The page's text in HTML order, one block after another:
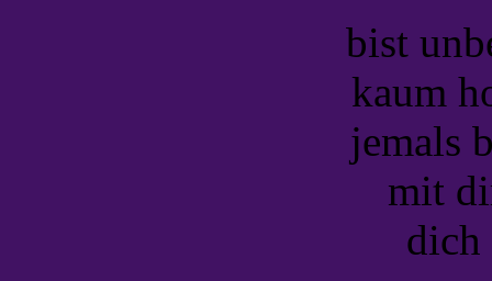
bist
kaum
jemals
mit
dich